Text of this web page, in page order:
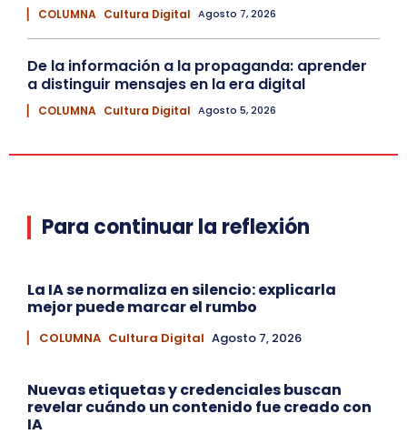
▏ COLUMNA Cultura Digital Agosto 7, 2026
De la información a la propaganda: aprender
a distinguir mensajes en la era digital
▏ COLUMNA Cultura Digital Agosto 5, 2026
Para continuar la reflexión
La IA se normaliza en silencio: explicarla
mejor puede marcar el rumbo
▏ COLUMNA Cultura Digital Agosto 7, 2026
Nuevas etiquetas y credenciales buscan
revelar cuándo un contenido fue creado con
IA